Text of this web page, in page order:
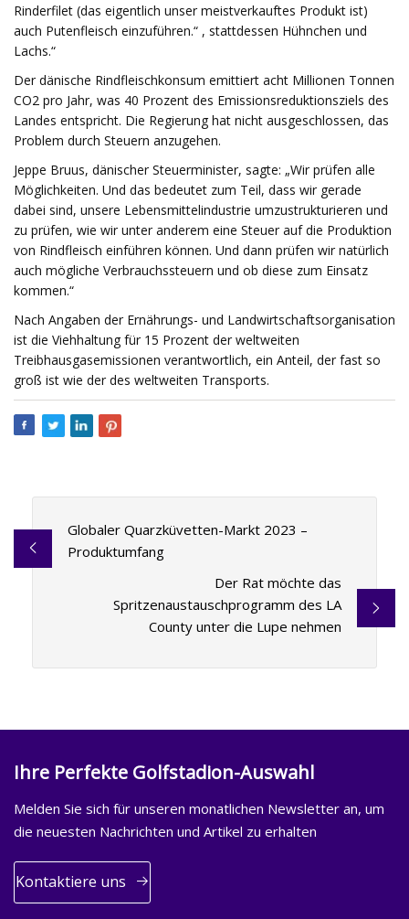
Rinderfilet (das eigentlich unser meistverkauftes Produkt ist)
auch Putenfleisch einzuführen.“ , stattdessen Hühnchen und
Lachs.“
Der dänische Rindfleischkonsum emittiert acht Millionen Tonnen
CO2 pro Jahr, was 40 Prozent des Emissionsreduktionsziels des
Landes entspricht. Die Regierung hat nicht ausgeschlossen, das
Problem durch Steuern anzugehen.
Jeppe Bruus, dänischer Steuerminister, sagte: „Wir prüfen alle
Möglichkeiten. Und das bedeutet zum Teil, dass wir gerade
dabei sind, unsere Lebensmittelindustrie umzustrukturieren und
zu prüfen, wie wir unter anderem eine Steuer auf die Produktion
von Rindfleisch einführen können. Und dann prüfen wir natürlich
auch mögliche Verbrauchssteuern und ob diese zum Einsatz
kommen.“
Nach Angaben der Ernährungs- und Landwirtschaftsorganisation
ist die Viehhaltung für 15 Prozent der weltweiten
Treibhausgasemissionen verantwortlich, ein Anteil, der fast so
groß ist wie der des weltweiten Transports.
Globaler Quarzküvetten-Markt 2023 –
Produktumfang
Der Rat möchte das
Spritzenaustauschprogramm des LA
County unter die Lupe nehmen
Ihre Perfekte Golfstadion-Auswahl
Melden Sie sich für unseren monatlichen Newsletter an, um
die neuesten Nachrichten und Artikel zu erhalten
Kontaktiere uns